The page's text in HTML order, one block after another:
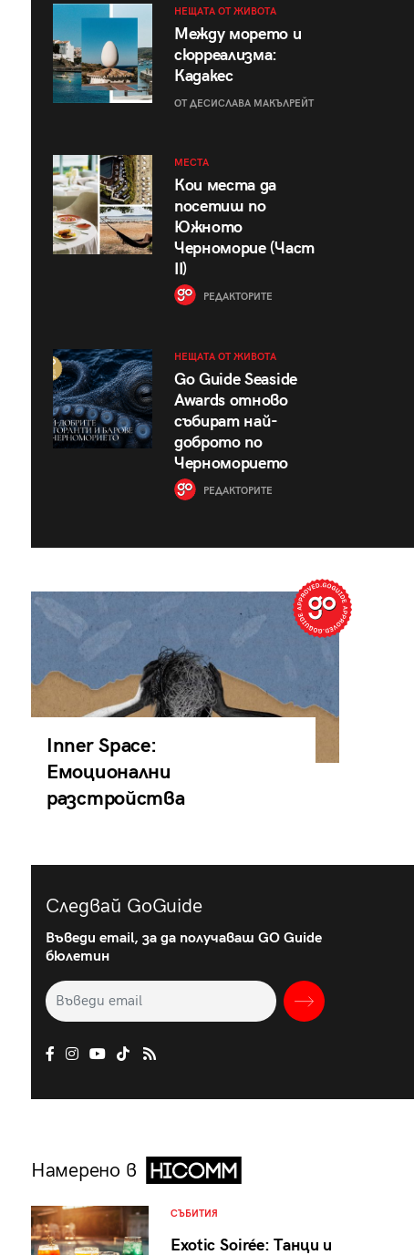
НЕЩАТА ОТ ЖИВОТА
Между морето и
сюрреализма:
Кадакес
ОТ ДЕСИСЛАВА МАКЪЛРЕЙТ
МЕСТА
Кои места да
посетиш по
Южното
Черноморие (Част
II)
РЕДАКТОРИТЕ
НЕЩАТА ОТ ЖИВОТА
Go Guide Seaside
Awards отново
събират най-
доброто по
Черноморието
РЕДАКТОРИТЕ
Inner Space:
Емоционални
разстройства
Следвай GoGuide
Въведи email, за да получаваш GO Guide
бюлетин
Намерено в
СЪБИТИЯ
Exotic Soirée: Танци и